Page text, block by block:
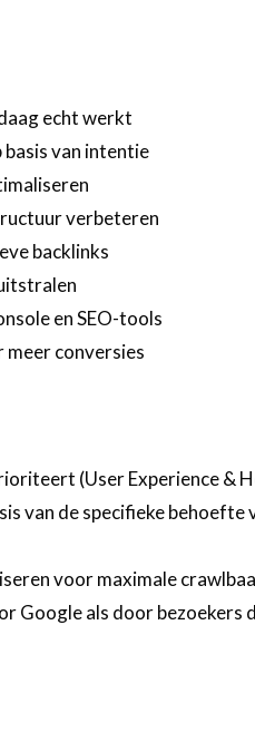
echt werkt
van intentie
verbeteren
backlinks
en SEO-tools
meer conversies
(User Experience &
van de specifieke behoefte
voor maximale
Google als door bezoekers